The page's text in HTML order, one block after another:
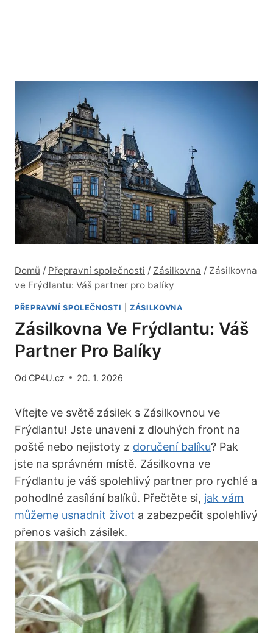
Domů / Přepravní společnosti / Zásilkovna / Zásilkovna
ve Frýdlantu: Váš partner pro balíky
PŘEPRAVNÍ SPOLEČNOSTI |ZÁSILKOVNA
Zásilkovna Ve Frýdlantu: Váš
Partner Pro Balíky
Od CP4U.cz 20. 1. 2026
Vítejte ve světě zásilek s Zásilkovnou ve
Frýdlantu! Jste unaveni z dlouhých front na
poště nebo nejistoty z doručení balíku? Pak
jste na správném místě. Zásilkovna ve
Frýdlantu je váš spolehlivý partner pro rychlé a
pohodlné zasílání balíků. Přečtěte si, jak vám
můžeme usnadnit život a zabezpečit spolehlivý
přenos vašich zásilek.